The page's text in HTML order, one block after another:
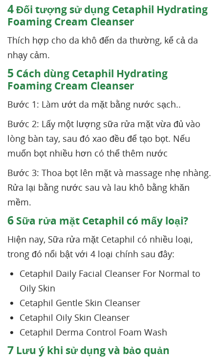
4Đối tượng sử dụng Cetaphil Hydrating
Foaming Cream Cleanser
Thích hợp cho da khô đến da thường, kể cả da
nhạy cảm.
5 Cách dùng Cetaphil Hydrating
Foaming Cream Cleanser
Bước 1: Làm ướt da mặt bằng nước sạch..
Bước 2: Lấy một lượng sữa rửa mặt vừa đủ vào
lòng bàn tay, sau đó xao đều để tạo bọt. Nếu
muốn bọt nhiều hơn có thể thêm nước
Bước 3: Thoa bọt lên mặt và massage nhẹ nhàng.
Rửa lại bằng nước sau và lau khô bằng khăn
mềm.
6 Sữa rửa mặt Cetaphil có mấy loại?
Hiện nay, Sữa rửa mặt Cetaphil có nhiều loại,
trong đó nổi bật với 4 loại chính sau đây:
Cetaphil Daily Facial Cleanser For Normal to
Oily Skin
Cetaphil Gentle Skin Cleanser
Cetaphil Oily Skin Cleanser
Cetaphil Derma Control Foam Wash
7 Lưu ý khi sử dụng và bảo quản